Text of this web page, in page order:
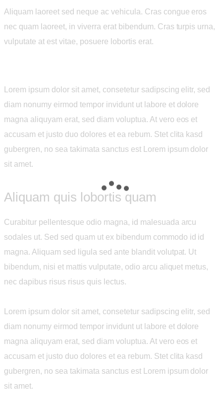
Aliquam laoreet sed neque ac vehicula. Cras congue eros
nec quam laoreet, in viverra erat bibendum. Cras turpis urna,
vulputate at est vitae, posuere lobortis erat.
Lorem ipsum dolor sit amet, consetetur sadipscing elitr, sed
diam nonumy eirmod tempor invidunt ut labore et dolore
magna aliquyam erat, sed diam voluptua. At vero eos et
accusam et justo duo dolores et ea rebum. Stet clita kasd
gubergren, no sea takimata sanctus est Lorem ipsum dolor
sit amet.
Aliquam quis lobortis quam
Curabitur pellentesque odio magna, id malesuada arcu
sodales ut. Sed sed quam ut ex bibendum commodo id id
magna. Aliquam sed ligula sed ante blandit volutpat. Ut
bibendum, nisi et mattis vulputate, odio arcu aliquet metus,
nec dapibus risus risus quis lectus.
Lorem ipsum dolor sit amet, consetetur sadipscing elitr, sed
diam nonumy eirmod tempor invidunt ut labore et dolore
magna aliquyam erat, sed diam voluptua. At vero eos et
accusam et justo duo dolores et ea rebum. Stet clita kasd
gubergren, no sea takimata sanctus est Lorem ipsum dolor
sit amet.